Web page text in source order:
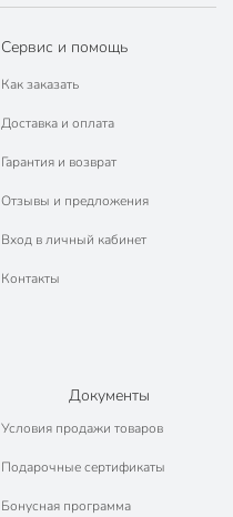
Сервис и помощь
Как заказать
Доставка и оплата
Гарантия и возврат
Отзывы и предложения
Вход в личный кабинет
Контакты
Документы
Условия продажи товаров
Подарочные сертификаты
Бонусная программа